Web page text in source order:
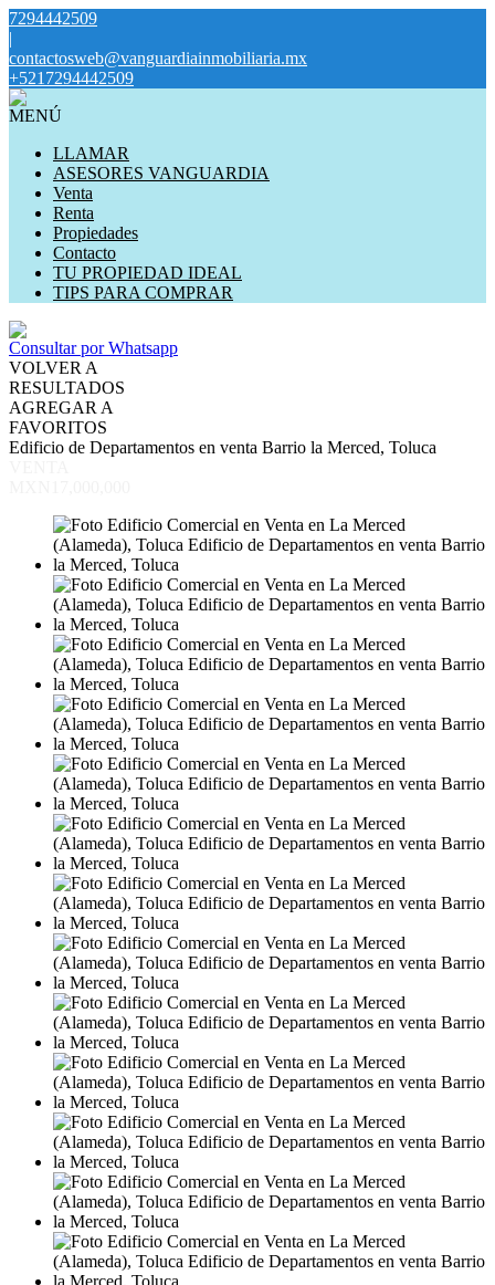
7294442509
|
contactosweb@vanguardiainmobiliaria.mx
+5217294442509
MENÚ
LLAMAR
ASESORES VANGUARDIA
Venta
Renta
Propiedades
Contacto
TU PROPIEDAD IDEAL
TIPS PARA COMPRAR
Consultar por Whatsapp
VOLVER A
RESULTADOS
AGREGAR A
FAVORITOS
Edificio de Departamentos en venta Barrio la Merced, Toluca